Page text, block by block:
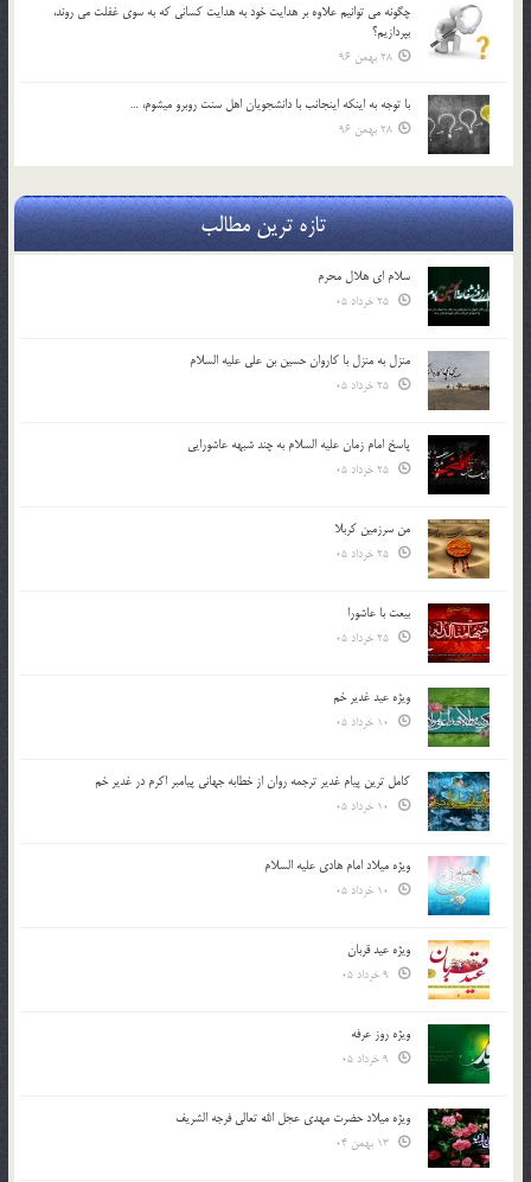
چگونه مي توانيم علاوه بر هدايت خود به هدايت كساني كه به سوي غفلت مي روند،
بپردازيم؟
28 بهمن 96
با توجه به اينكه اينجانب با دانشجويان اهل سنت روبرو مي‎شوم، …
28 بهمن 96
تازه ترین مطالب
سلام ای هلال محرم
منزل به منزل با کاروان حسین بن علی علیه السلام
پاسخ امام زمان علیه السلام به چند شبهه عاشورایی
من سرزمین کربلا
بیعت با عاشورا
ویژه عید غدیر خم
کامل ترین پیام غدیر ترجمه روان از خطابه جهانی پیامبر اکرم در غدیر خم
ویژه میلاد امام هادی علیه السلام
ویژه عید قربان
ویژه روز عرفه
ویژه میلاد حضرت مهدی عجل الله تعالی فرجه الشريف